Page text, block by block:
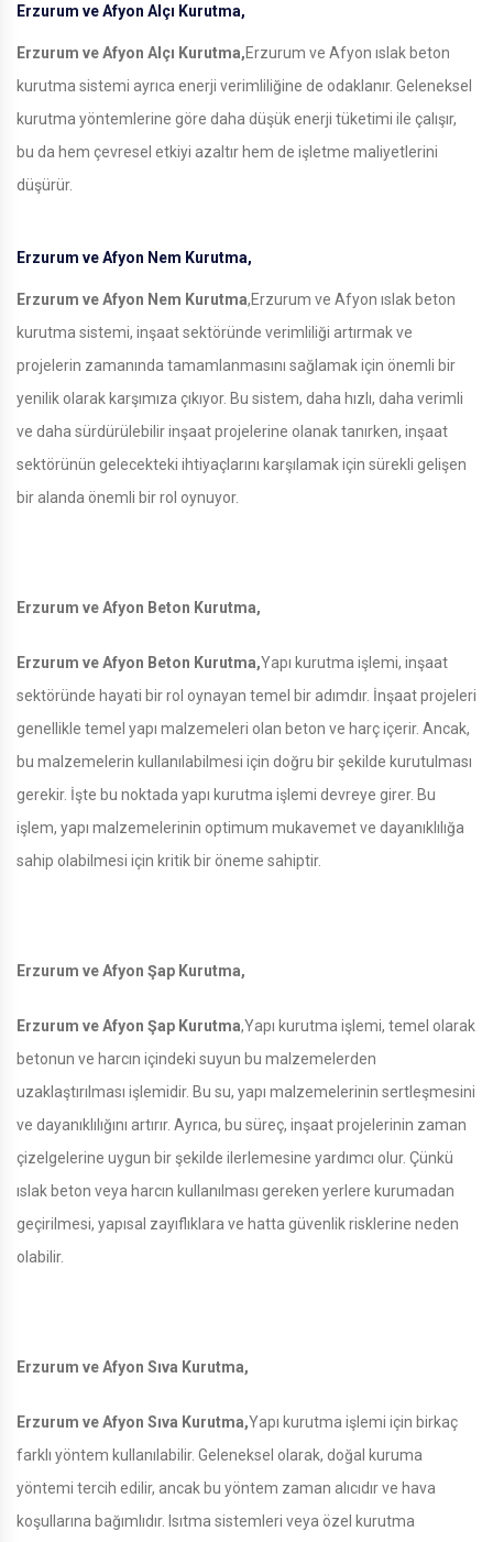
Erzurum ve Afyon Alçı Kurutma,
Erzurum ve Afyon Alçı Kurutma,Erzurum ve Afyon ıslak beton
kurutma sistemi ayrıca enerji verimliliğine de odaklanır. Geleneksel
kurutma yöntemlerine göre daha düşük enerji tüketimi ile çalışır,
bu da hem çevresel etkiyi azaltır hem de işletme maliyetlerini
düşürür.
Erzurum ve Afyon Nem Kurutma,
Erzurum ve Afyon Nem Kurutma,Erzurum ve Afyon ıslak beton
kurutma sistemi, inşaat sektöründe verimliliği artırmak ve
projelerin zamanında tamamlanmasını sağlamak için önemli bir
yenilik olarak karşımıza çıkıyor. Bu sistem, daha hızlı, daha verimli
ve daha sürdürülebilir inşaat projelerine olanak tanırken, inşaat
sektörünün gelecekteki ihtiyaçlarını karşılamak için sürekli gelişen
bir alanda önemli bir rol oynuyor.
Erzurum ve Afyon Beton Kurutma,
Erzurum ve Afyon Beton Kurutma,Yapı kurutma işlemi, inşaat
sektöründe hayati bir rol oynayan temel bir adımdır. İnşaat projeleri
genellikle temel yapı malzemeleri olan beton ve harç içerir. Ancak,
bu malzemelerin kullanılabilmesi için doğru bir şekilde kurutulması
gerekir. İşte bu noktada yapı kurutma işlemi devreye girer. Bu
işlem, yapı malzemelerinin optimum mukavemet ve dayanıklılığa
sahip olabilmesi için kritik bir öneme sahiptir.
Erzurum ve Afyon Şap Kurutma,
Erzurum ve Afyon Şap Kurutma,Yapı kurutma işlemi, temel olarak
betonun ve harcın içindeki suyun bu malzemelerden
uzaklaştırılması işlemidir. Bu su, yapı malzemelerinin sertleşmesini
ve dayanıklılığını artırır. Ayrıca, bu süreç, inşaat projelerinin zaman
çizelgelerine uygun bir şekilde ilerlemesine yardımcı olur. Çünkü
ıslak beton veya harcın kullanılması gereken yerlere kurumadan
geçirilmesi, yapısal zayıflıklara ve hatta güvenlik risklerine neden
olabilir.
Erzurum ve Afyon Sıva Kurutma,
Erzurum ve Afyon Sıva Kurutma,Yapı kurutma işlemi için birkaç
farklı yöntem kullanılabilir. Geleneksel olarak, doğal kuruma
yöntemi tercih edilir, ancak bu yöntem zaman alıcıdır ve hava
koşullarına bağımlıdır. Isıtma sistemleri veya özel kurutma